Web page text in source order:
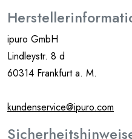
ipuro GmbH
Lindleystr. 8 d
60314 Frankfurt a. M.
kundenservice@ipuro.com